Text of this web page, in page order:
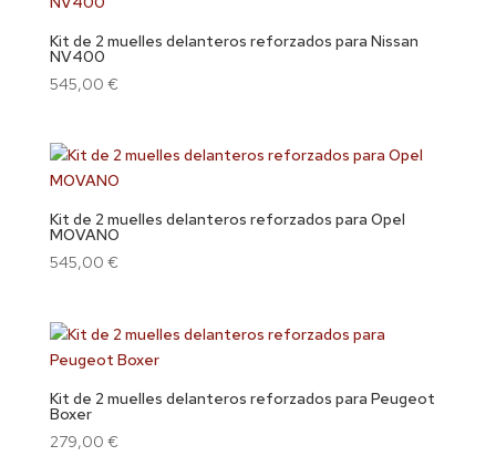
Kit de 2 muelles delanteros reforzados para Nissan
NV400
545,00 €
Kit de 2 muelles delanteros reforzados para Opel
MOVANO
545,00 €
Kit de 2 muelles delanteros reforzados para Peugeot
Boxer
279,00 €